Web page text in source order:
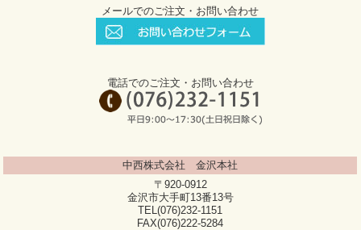
メールでのご注文・お問い合わせ
電話でのご注文・お問い合わせ
中西株式会社 金沢本社
〒920-0912
金沢市大手町13番13号
TEL(076)232-1151
FAX(076)222-5284